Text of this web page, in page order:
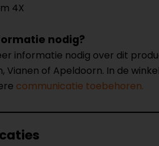
4X
nodig?
informatie nodig over dit
Vianen of Apeldoorn. In de
communicatie toebehoren.